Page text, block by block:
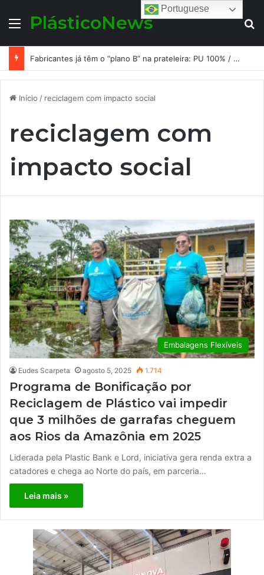
MenuPlásticoNews
Fabricantes já têm o “plano B” na prateleira: PU 100% / NC-free existe, mas ainda é pouco usado: a hora é transformar isso em projeto de resiliência
Início / reciclagem com impacto social
reciclagem com
impacto social
Embalagens Flexíveis
Eudes Scarpeta agosto 5, 2025 1.714
Programa de Bonificação por
Reciclagem de Plástico vai impedir
que 3 milhões de garrafas cheguem
aos Rios da Amazônia em 2025
Liderada pela Plastic Bank e Lord, iniciativa gera renda extra a
catadores e chega ao Norte do país, em parceria…
Leia mais »
Portuguese